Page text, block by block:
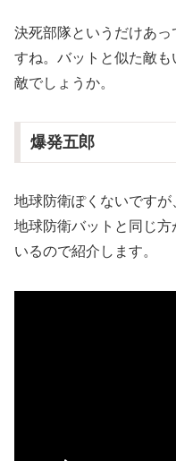
決死部隊というだけあ
すね。バットと似た敵
敵でしょうか。
爆発五郎
地球防衛ぽくないですが
地球防衛バットと同じ
いるので紹介します。